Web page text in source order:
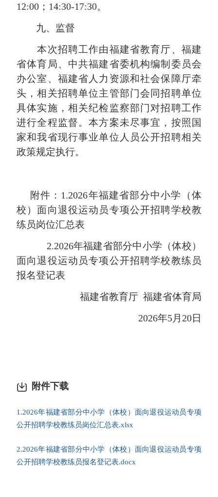
12:00；14:30-17:30。
九、监督
本次招聘工作由福建省教育厅、福建
省体育局、中共福建省委机构编制委员会
办公室、福建省人力资源和社会保障厅牵
头，相关招聘单位主管部门会同招聘单位
具体实施，相关纪检监察部门对招聘工作
进行全程监督。本方案未尽事宜，按照国
家和我省现行事业单位人员公开招聘相关
政策规定执行。
附件：1.2026年福建省部分中小学（体
校）面向退役运动员专项公开招聘学校教
练员岗位汇总表
2.2026年福建省部分中小学（体校）
面向退役运动员专项公开招聘学校教练员
报名登记表
福建省教育厅 福建省体育局
2026年5月20日
附件下载
1.2026年福建省部分中小学（体校）面向退役运动员专项
公开招聘学校教练员岗位汇总表.xlsx
2.2026年福建省部分中小学（体校）面向退役运动员专项
公开招聘学校教练员报名登记表.docx